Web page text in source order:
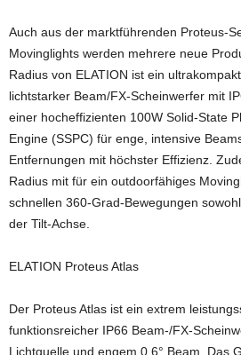
Auch aus der marktführenden Proteus-
Movinglights werden mehrere neue
Radius von ELATION ist ein
lichtstarker Beam/FX-Scheinwerfer mit
einer hocheffizienten 100W Solid-State
Engine (SSPC) für enge, intensive
Entfernungen mit höchster Effizienz.
Radius mit für ein outdoorfähiges
schnellen 360-Grad-Bewegungen
der Tilt-Achse.
ELATION Proteus Atlas
Der Proteus Atlas ist ein extrem
funktionsreicher IP66 Beam-/FX-
Lichtquelle und engem 0,6° Beam. Das